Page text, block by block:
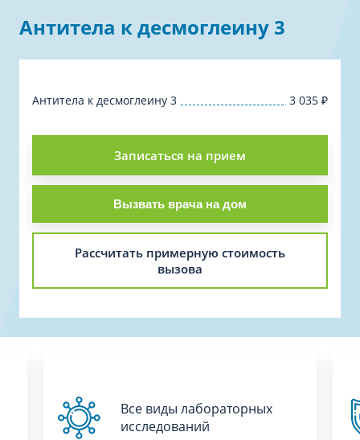
Антитела к десмоглеину 3
Антитела к десмоглеину 3 3 035 ₽
Записаться на прием
Вызвать врача на дом
Рассчитать примерную стоимость
вызова
Все виды лабораторных
исследований